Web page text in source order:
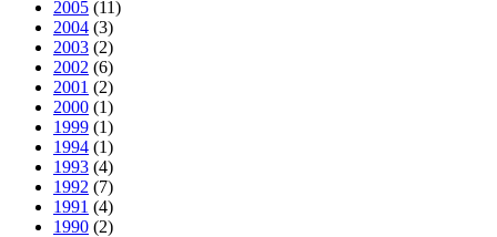
2005 (11)
2004 (3)
2003 (2)
2002 (6)
2001 (2)
2000 (1)
1999 (1)
1994 (1)
1993 (4)
1992 (7)
1991 (4)
1990 (2)